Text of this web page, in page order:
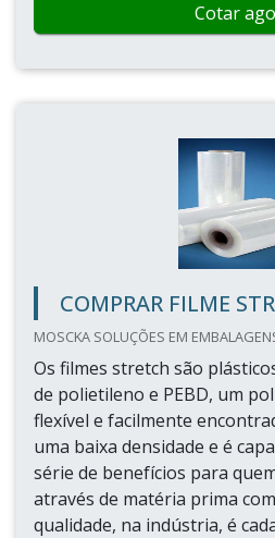
Cotar
COMPRAR FILME
MOSCKA SOLUÇÕES EM
Os filmes stretch são
de polietileno e PEBD, um
flexível e facilmente
uma baixa densidade e é
série de benefícios para
através de matéria prima
qualidade, na indústria, é